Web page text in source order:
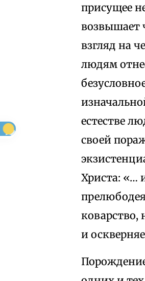
присущее
возвышает
взгляд на
людям
естестве
своей
Христа: «…
коварство,
и